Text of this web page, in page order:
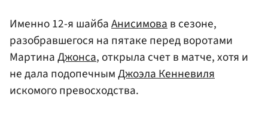
Именно 12-я шайбаАнисимовав сезоне,
разобравшегося на пятаке перед воротами
МартинаДжонса, открыла счет в матче, хотя и
не дала подопечнымДжоэла Кенневиля
искомого превосходства.